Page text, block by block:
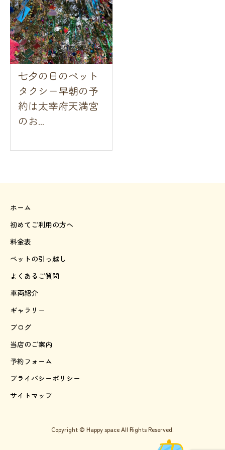
七夕の日のペット
タクシー早朝の予
約は太宰府天満宮
のお...
ホーム
初めてご利用の方へ
料金表
ペットの引っ越し
よくあるご質問
車両紹介
ギャラリー
ブログ
当店のご案内
予約フォーム
プライバシーポリシー
サイトマップ
Copyright © Happy space All Rights Reserved.